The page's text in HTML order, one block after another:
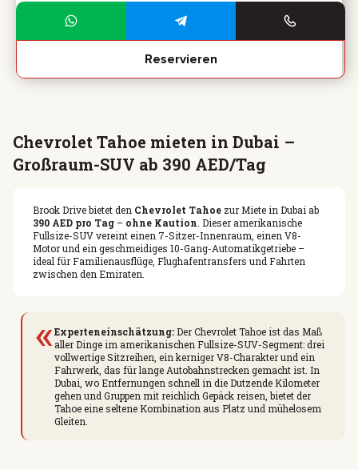
Reservieren
Chevrolet Tahoe mieten in Dubai –
Großraum-SUV ab 390 AED/Tag
Brook Drive bietet den Chevrolet Tahoe zur Miete in Dubai ab
390 AED pro Tag – ohne Kaution . Dieser amerikanische
Fullsize-SUV vereint einen 7-Sitzer-Innenraum, einen V8-
Motor und ein geschmeidiges 10-Gang-Automatikgetriebe –
ideal für Familienausflüge, Flughafentransfers und Fahrten
zwischen den Emiraten.
«Experteneinschätzung:Der Chevrolet Tahoe ist das Maß
aller Dinge im amerikanischen Fullsize-SUV-Segment: drei
vollwertige Sitzreihen, ein kerniger V8-Charakter und ein
Fahrwerk, das für lange Autobahnstrecken gemacht ist. In
Dubai, wo Entfernungen schnell in die Dutzende Kilometer
gehen und Gruppen mit reichlich Gepäck reisen, bietet der
Tahoe eine seltene Kombination aus Platz und mühelosem
Gleiten.